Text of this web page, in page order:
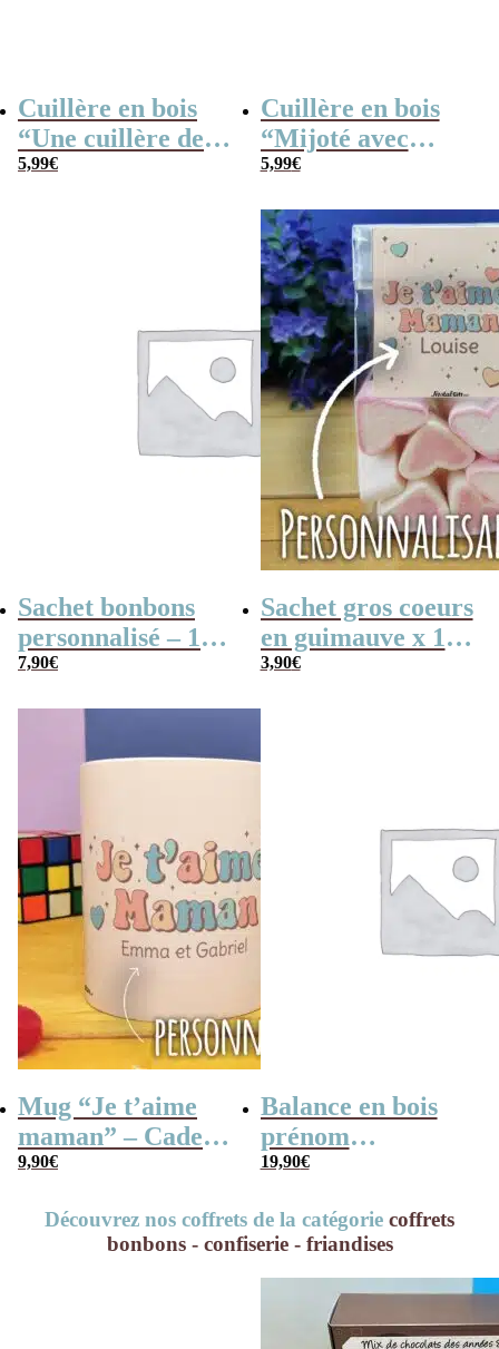
Cuillère en bois
“Une cuillère de
petits bisous”
5,99€
Cuillère en bois
“Mijoté avec
amour”
30 cm
5,99€
Sachet bonbons
personnalisé – 15
nougats tendres –
7,90€
Sachet gros coeurs
en guimauve x 15
– “Je t’aime
3,90€
Mug “Je t’aime
maman” – Cadeau
personnalisable
9,90€
Balance en bois
prénom
personnalisable –
merveilleuse des
mamans”
19,90€
Découvrez nos coffrets de la catégorie coffrets
bonbons - confiserie - friandises